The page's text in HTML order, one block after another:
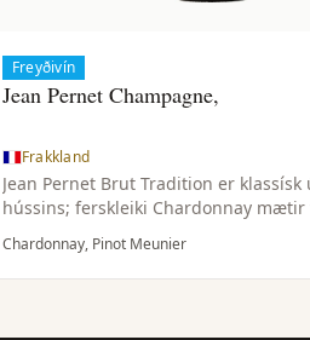
Freyðivín
Jean Pernet Champagne,
Frakkland
Jean Pernet Brut Tradition er
hússins; ferskleiki Chardonnay mætir
Noir og ávaxtaríkum karakter
koma af kalkríkum ekrum og löng
botnfalli skapar jafnvægi milli birtu
Chardonnay, Pinot Meunier